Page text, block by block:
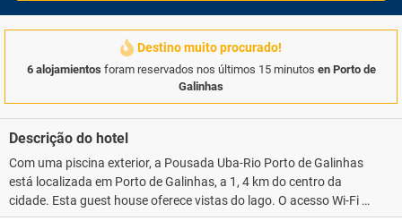
Destino muito procurado!
6 alojamientos foram reservados nos últimos 15 minutos en Porto de
Galinhas
Descrição do hotel
Com uma piscina exterior, a Pousada Uba-Rio Porto de Galinhas
está localizada em Porto de Galinhas, a 1, 4 km do centro da
cidade. Esta guest house oferece vistas do lago. O acesso Wi-Fi é